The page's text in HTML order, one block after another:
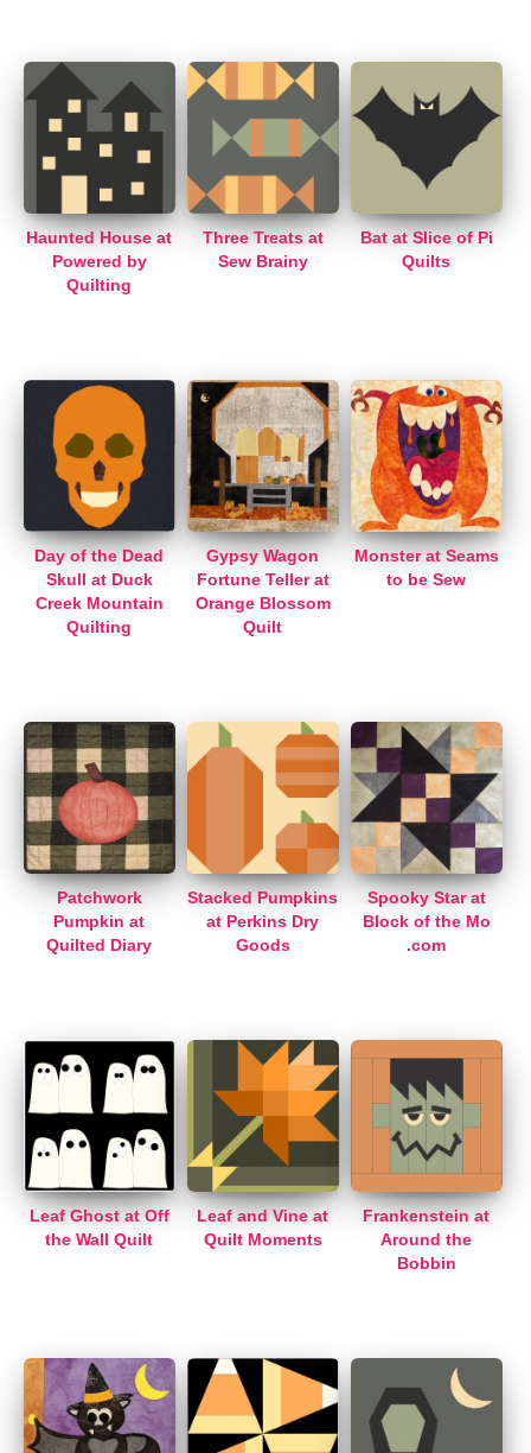
Haunted House at
Powered by
Quilting
Three Treats at
Sew Brainy
Bat at Slice of Pi
Quilts
Day of the Dead
Skull at Duck
Creek Mountain
Quilting
Gypsy Wagon
Fortune Teller at
Orange Blossom
Quilt
Monster at Seams
to be Sew
Patchwork
Pumpkin at
Quilted Diary
Stacked Pumpkins
at Perkins Dry
Goods
Spooky Star at
Block of the Mo
.com
Leaf Ghost at Off
the Wall Quilt
Leaf and Vine at
Quilt Moments
Frankenstein at
Around the
Bobbin